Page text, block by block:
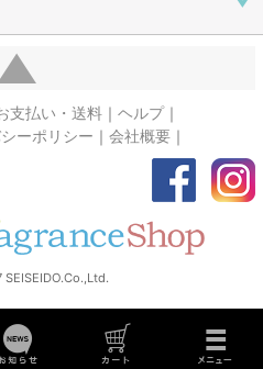
支払い・送料
ヘルプ
ーポリシー 会社概要